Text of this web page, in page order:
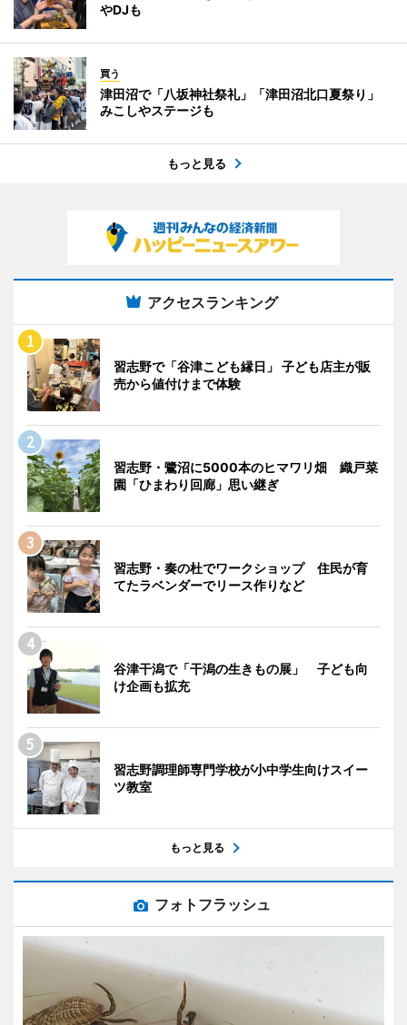
やDJも
買う
津田沼で「八坂神社祭礼」「津田沼北口夏祭り」
みこしやステージも
もっと見る
アクセスランキング
習志野で「谷津こども縁日」 子ども店主が販
売から値付けまで体験
習志野・鷺沼に5000本のヒマワリ畑 織戸菜
園「ひまわり回廊」思い継ぎ
習志野・奏の杜でワークショップ 住民が育
てたラベンダーでリース作りなど
谷津干潟で「干潟の生きもの展」 子ども向
け企画も拡充
習志野調理師専門学校が小中学生向けスイー
ツ教室
もっと見る
フォトフラッシュ